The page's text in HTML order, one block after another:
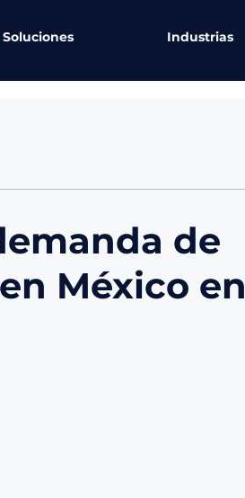
Soluciones Industrias
de
México en